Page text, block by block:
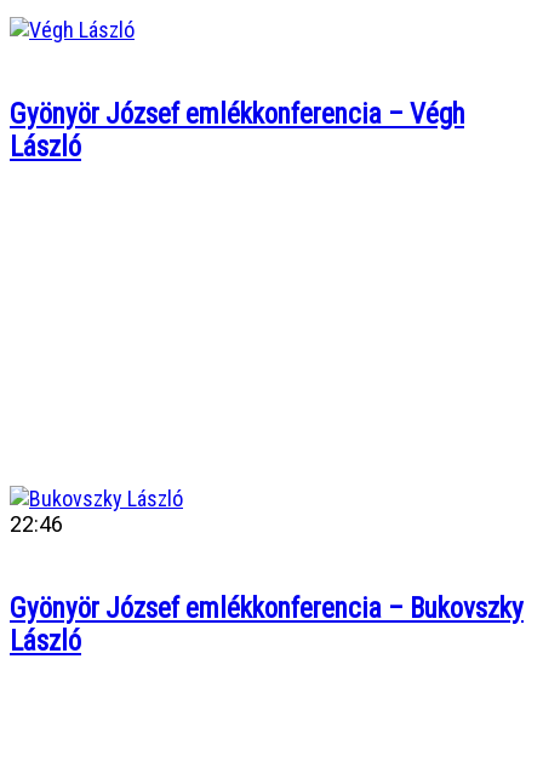
Gyönyör József emlékkonferencia – Végh
László
22:46
Gyönyör József emlékkonferencia – Bukovszky
László